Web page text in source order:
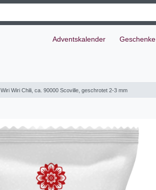
Adventskalender Geschenke
Wiri Wiri Chili, ca. 90000 Scoville, geschrotet 2-3 mm